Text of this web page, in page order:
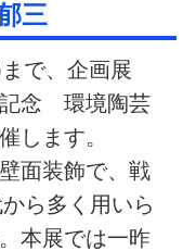
三
で、企画展
記念 環境陶芸
します。
面装飾で、戦
ら多く用いら
本展では一昨